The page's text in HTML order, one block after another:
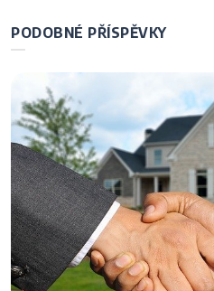
příspěvek
PODOBNÉ PŘÍSPĚVKY